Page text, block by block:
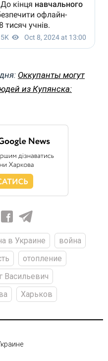
Оккупанты могут
из Купянска:
в Украине
война
отопление
Васильевич
Харьков